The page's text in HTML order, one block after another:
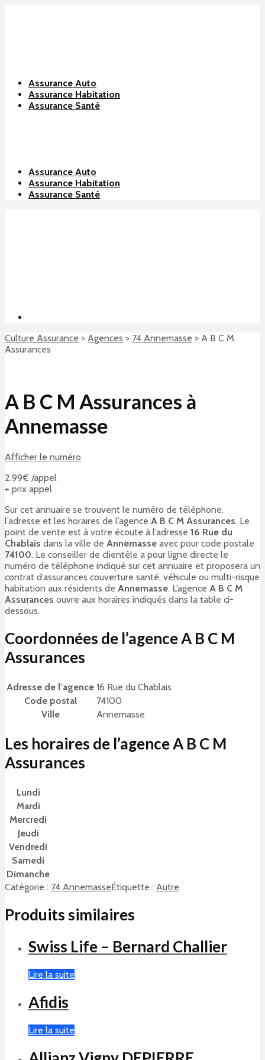
Assurance Auto
Assurance Habitation
Assurance Santé
Assurance Auto
Assurance Habitation
Assurance Santé
Culture Assurance > Agences > 74 Annemasse > A B C M
Assurances
A B C M Assurances à
Annemasse
Afficher le numéro
2.99€ /appel
+ prix appel
Sur cet annuaire se trouvent le numéro de téléphone,
l’adresse et les horaires de l’agence A B C M Assurances. Le
point de vente est à votre écoute à l’adresse 16 Rue du
Chablais dans la ville de Annemasse avec pour code postale
74100. Le conseiller de clientèle a pour ligne directe le
numéro de téléphone indiqué sur cet annuaire et proposera un
contrat d’assurances couverture santé, véhicule ou multi-risque
habitation aux résidents de Annemasse. L’agence A B C M
Assurances ouvre aux horaires indiqués dans la table ci-
dessous.
Coordonnées de l’agence A B C M
Assurances
Adresse de l’agence 16 Rue du Chablais
Code postal
74100
Ville
Annemasse
Les horaires de l’agence A B C M
Assurances
Lundi
Mardi
Mercredi
Jeudi
Vendredi
Samedi
Dimanche
Catégorie : 74 AnnemasseÉtiquette : Autre
Produits similaires
Swiss Life – Bernard Challier
Lire la suite
Afidis
Lire la suite